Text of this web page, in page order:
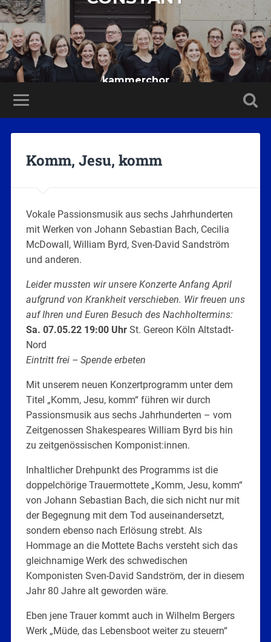
kammerchor
Komm, Jesu, komm
Vokale Passionsmusik aus sechs Jahrhunderten
mit Werken von Johann Sebastian Bach, Cecilia
McDowall, William Byrd, Sven-David Sandström
und anderen.
Leider mussten wir unsere Konzerte Anfang April
aufgrund von Krankheit verschieben. Wir freuen uns
auf Ihren und Euren Besuch des Nachholtermins:
Sa. 07.05.22 19:00 UhrSt. Gereon Köln Altstadt-
Nord
Eintritt frei – Spende erbeten
Mit unserem neuen Konzertprogramm unter dem
Titel „Komm, Jesu, komm“ führen wir durch
Passionsmusik aus sechs Jahrhunderten – vom
Zeitgenossen Shakespeares William Byrd bis hin
zu zeitgenössischen Komponist:innen.
Inhaltlicher Drehpunkt des Programms ist die
doppelchörige Trauermottete „Komm, Jesu, komm“
von Johann Sebastian Bach, die sich nicht nur mit
der Begegnung mit dem Tod auseinandersetzt,
sondern ebenso nach Erlösung strebt. Als
Hommage an die Mottete Bachs versteht sich das
gleichnamige Werk des schwedischen
Komponisten Sven-David Sandström, der in diesem
Jahr 80 Jahre alt geworden wäre.
Eben jene Trauer kommt auch in Wilhelm Bergers
Werk „Müde, das Lebensboot weiter zu steuern“